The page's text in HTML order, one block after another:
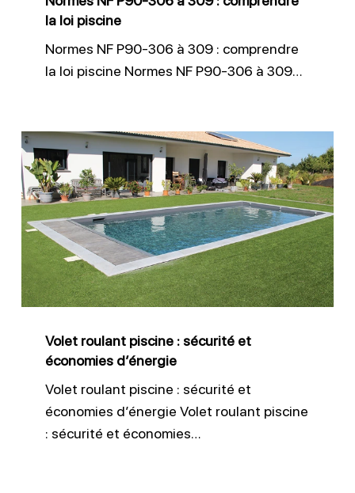
piscine
la loi piscine
Normes NF P90-306 à 309 : comprendre
la loi piscine Normes NF P90-306 à 309…
Volet
roulant
piscine
sécurité
et
économies
Volet roulant piscine : sécurité et
économies d’énergie
Volet roulant piscine : sécurité et
économies d’énergie Volet roulant piscine
: sécurité et économies…